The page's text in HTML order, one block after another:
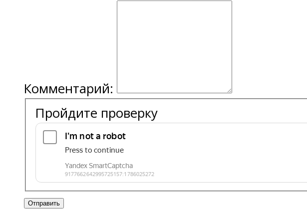
Комментарий:
Пройдите проверку
Отправить